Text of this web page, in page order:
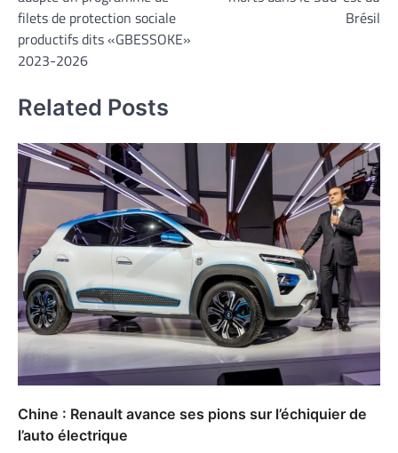
l’article
filets de protection sociale
productifs dits «GBESSOKE»
2023-2026
Brésil
Related Posts
Chine : Renault avance ses pions sur l’échiquier de
l’auto électrique